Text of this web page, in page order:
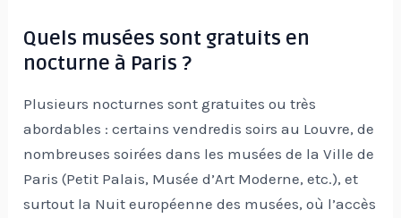
Quels musées sont gratuits en
nocturne à Paris ?
Plusieurs nocturnes sont gratuites ou très
abordables : certains vendredis soirs au Louvre, de
nombreuses soirées dans les musées de la Ville de
Paris (Petit Palais, Musée d’Art Moderne, etc.), et
surtout la Nuit européenne des musées, où l’accès